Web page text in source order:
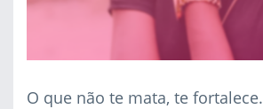
O que não te mata, te fortalece.